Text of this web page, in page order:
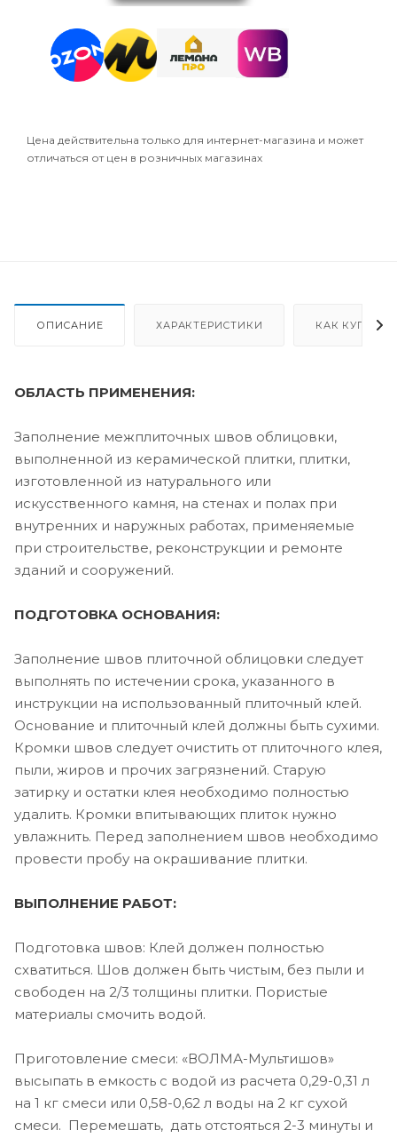
Цена действительна только для интернет-магазина и может
отличаться от цен в розничных магазинах
ОПИСАНИЕ ХАРАКТЕРИСТИКИ КАК КУПИТЬ
ОБЛАСТЬ ПРИМЕНЕНИЯ:
Заполнение межплиточных швов облицовки,
выполненной из керамической плитки, плитки,
изготовленной из натурального или
искусственного камня, на стенах и полах при
внутренних и наружных работах, применяемые
при строительстве, реконструкции и ремонте
зданий и сооружений.
ПОДГОТОВКА ОСНОВАНИЯ:
Заполнение швов плиточной облицовки следует
выполнять по истечении срока, указанного в
инструкции на использованный плиточный клей.
Основание и плиточный клей должны быть сухими.
Кромки швов следует очистить от плиточного клея,
пыли, жиров и прочих загрязнений. Старую
затирку и остатки клея необходимо полностью
удалить. Кромки впитывающих плиток нужно
увлажнить. Перед заполнением швов необходимо
провести пробу на окрашивание плитки.
ВЫПОЛНЕНИЕ РАБОТ:
Подготовка швов: Клей должен полностью
схватиться. Шов должен быть чистым, без пыли и
свободен на 2/3 толщины плитки. Пористые
материалы смочить водой.
Приготовление смеси: «ВОЛМА-Мультишов»
высыпать в емкость с водой из расчета 0,29-0,31 л
на 1 кг смеси или 0,58-0,62 л воды на 2 кг сухой
смеси. Перемешать, дать отстояться 2-3 минуты и